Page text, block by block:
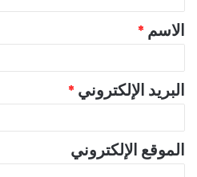
ق
*
الاسم *
البريد الإلكتروني *
الموقع الإلكتروني